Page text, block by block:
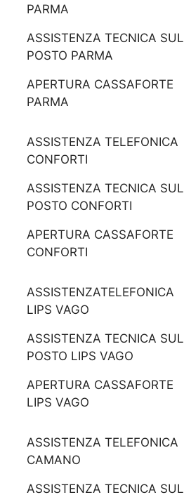
PARMA
ASSISTENZA TECNICA SUL
POSTO PARMA
APERTURA CASSAFORTE
PARMA
ASSISTENZA TELEFONICA
CONFORTI
ASSISTENZA TECNICA SUL
POSTO CONFORTI
APERTURA CASSAFORTE
CONFORTI
ASSISTENZATELEFONICA
LIPS VAGO
ASSISTENZA TECNICA SUL
POSTO LIPS VAGO
APERTURA CASSAFORTE
LIPS VAGO
ASSISTENZA TELEFONICA
CAMANO
ASSISTENZA TECNICA SUL